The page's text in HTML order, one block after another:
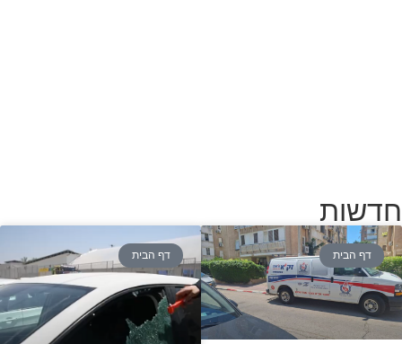
חדשות
דף הבית דף הבית